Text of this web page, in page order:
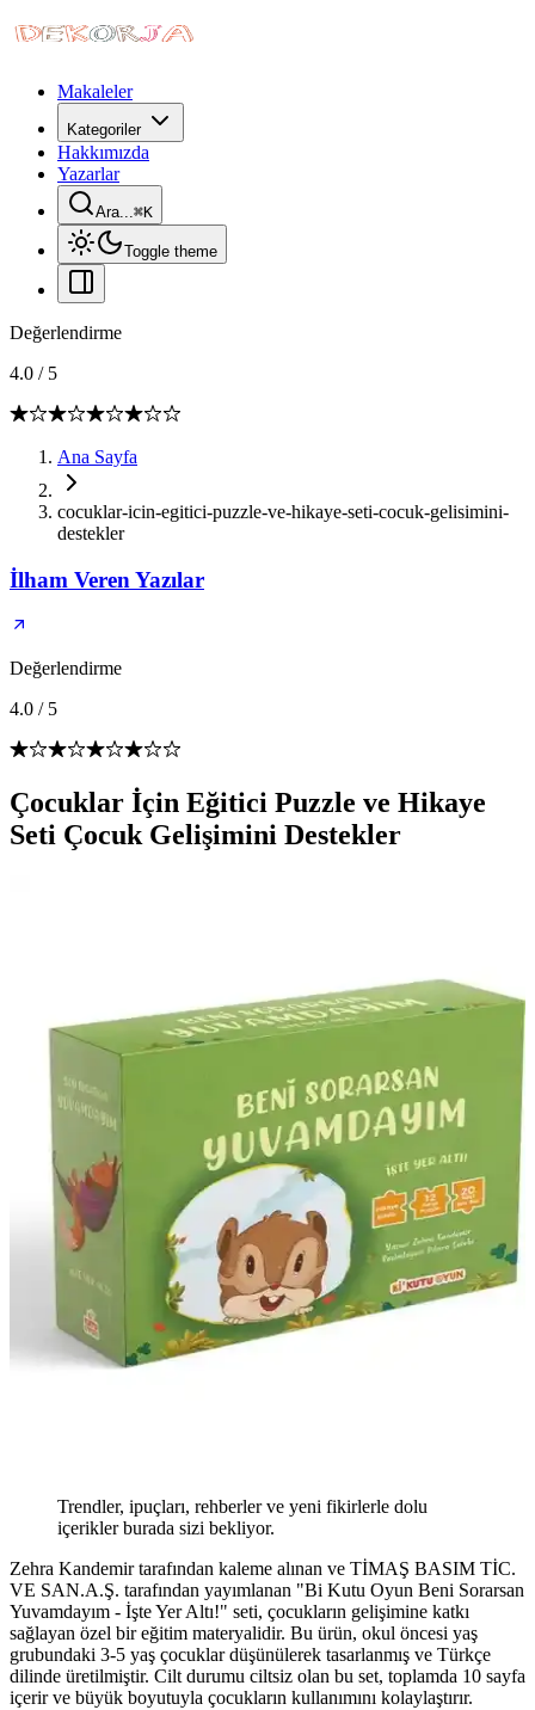
Makaleler
Kategoriler
Hakkımızda
Yazarlar
Ara...⌘K
Toggle theme
Değerlendirme
4.0 / 5
Ana Sayfa
cocuklar-icin-egitici-puzzle-ve-hikaye-seti-cocuk-gelisimini-
destekler
İlham Veren Yazılar
Değerlendirme
4.0 / 5
Çocuklar İçin Eğitici Puzzle ve Hikaye
Seti Çocuk Gelişimini Destekler
Trendler, ipuçları, rehberler ve yeni fikirlerle dolu
içerikler burada sizi bekliyor.
Zehra Kandemir tarafından kaleme alınan ve TİMAŞ BASIM TİC.
VE SAN.A.Ş. tarafından yayımlanan "Bi Kutu Oyun Beni Sorarsan
Yuvamdayım - İşte Yer Altı!" seti, çocukların gelişimine katkı
sağlayan özel bir eğitim materyalidir. Bu ürün, okul öncesi yaş
grubundaki 3-5 yaş çocuklar düşünülerek tasarlanmış ve Türkçe
dilinde üretilmiştir. Cilt durumu ciltsiz olan bu set, toplamda 10 sayfa
içerir ve büyük boyutuyla çocukların kullanımını kolaylaştırır.